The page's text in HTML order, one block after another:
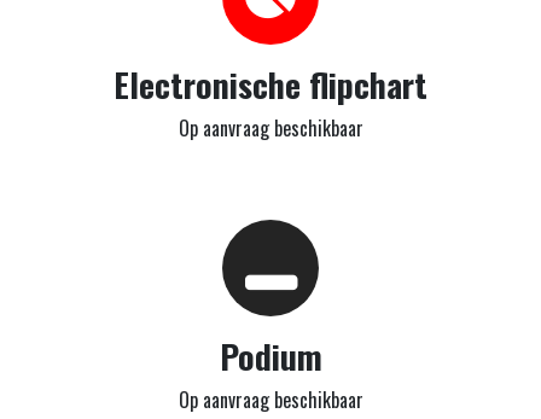
Electronische flipchart
Op aanvraag beschikbaar
Podium
Op aanvraag beschikbaar